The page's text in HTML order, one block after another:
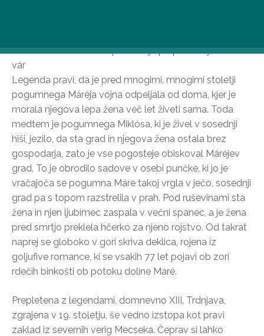
Pustolovsko družinsko potovanje po podeželju Máré-
vár
Legenda pravi, da je pred mnogimi, mnogimi stoletji
pogumnega Máréja vojna odpeljala od doma, kjer je
morala njegova lepa žena več let živeti sama. Toda
medtem je pogumnega Miklósa, ki je živel v sosednji
hiši, jezilo, da sta grad in njegova žena ostala brez
gospodarja, zato je vse pogosteje obiskoval Máréjev
grad. To je obrodilo sadove v osebi punčke, ki jo je
vračajoča se pogumna Máre takoj vrgla v ječo, sosednji
grad pa s topom razstrelila v prah. Pod ruševinami sta
žena in njen ljubimec zaspala v večni spanec, a je žena
pred smrtjo preklela hčerko za njeno rojstvo. Od takrat
naprej se globoko v gori skriva deklica, rojena iz
goljufive romance, ki se vsakih 77 let pojavi ob zori
rdečih binkošti ob potoku doline Maré.
Prepletena z legendami, domnevno XIII. Trdnjava,
zgrajena v 19. stoletju, še vedno izstopa kot pravi
zaklad iz severnih verig Mecseka. Čeprav si lahko